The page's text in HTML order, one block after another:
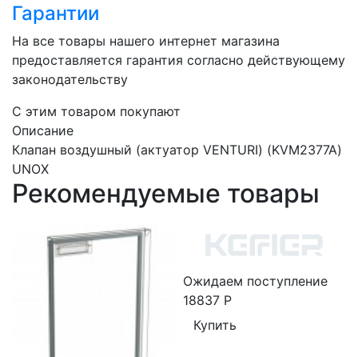
Гарантии
На все товары нашего интернет магазина
предоставляется гарантия согласно действующему
законодательству
C этим товаром покупают
Описание
Клапан воздушный (актуатор VENTURI) (KVM2377A)
UNOX
Рекомендуемые товары
Ожидаем поступление
18837 Р